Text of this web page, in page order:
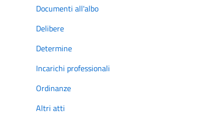
Documenti all'albo
Delibere
Determine
Incarichi professionali
Ordinanze
Altri atti